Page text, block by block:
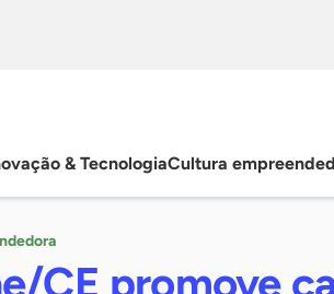
& TecnologiaCultura
CE promove